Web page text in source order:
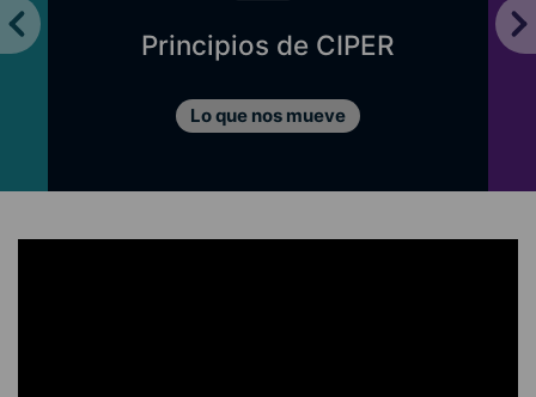
Principios de CIPER
Lo que nos mueve